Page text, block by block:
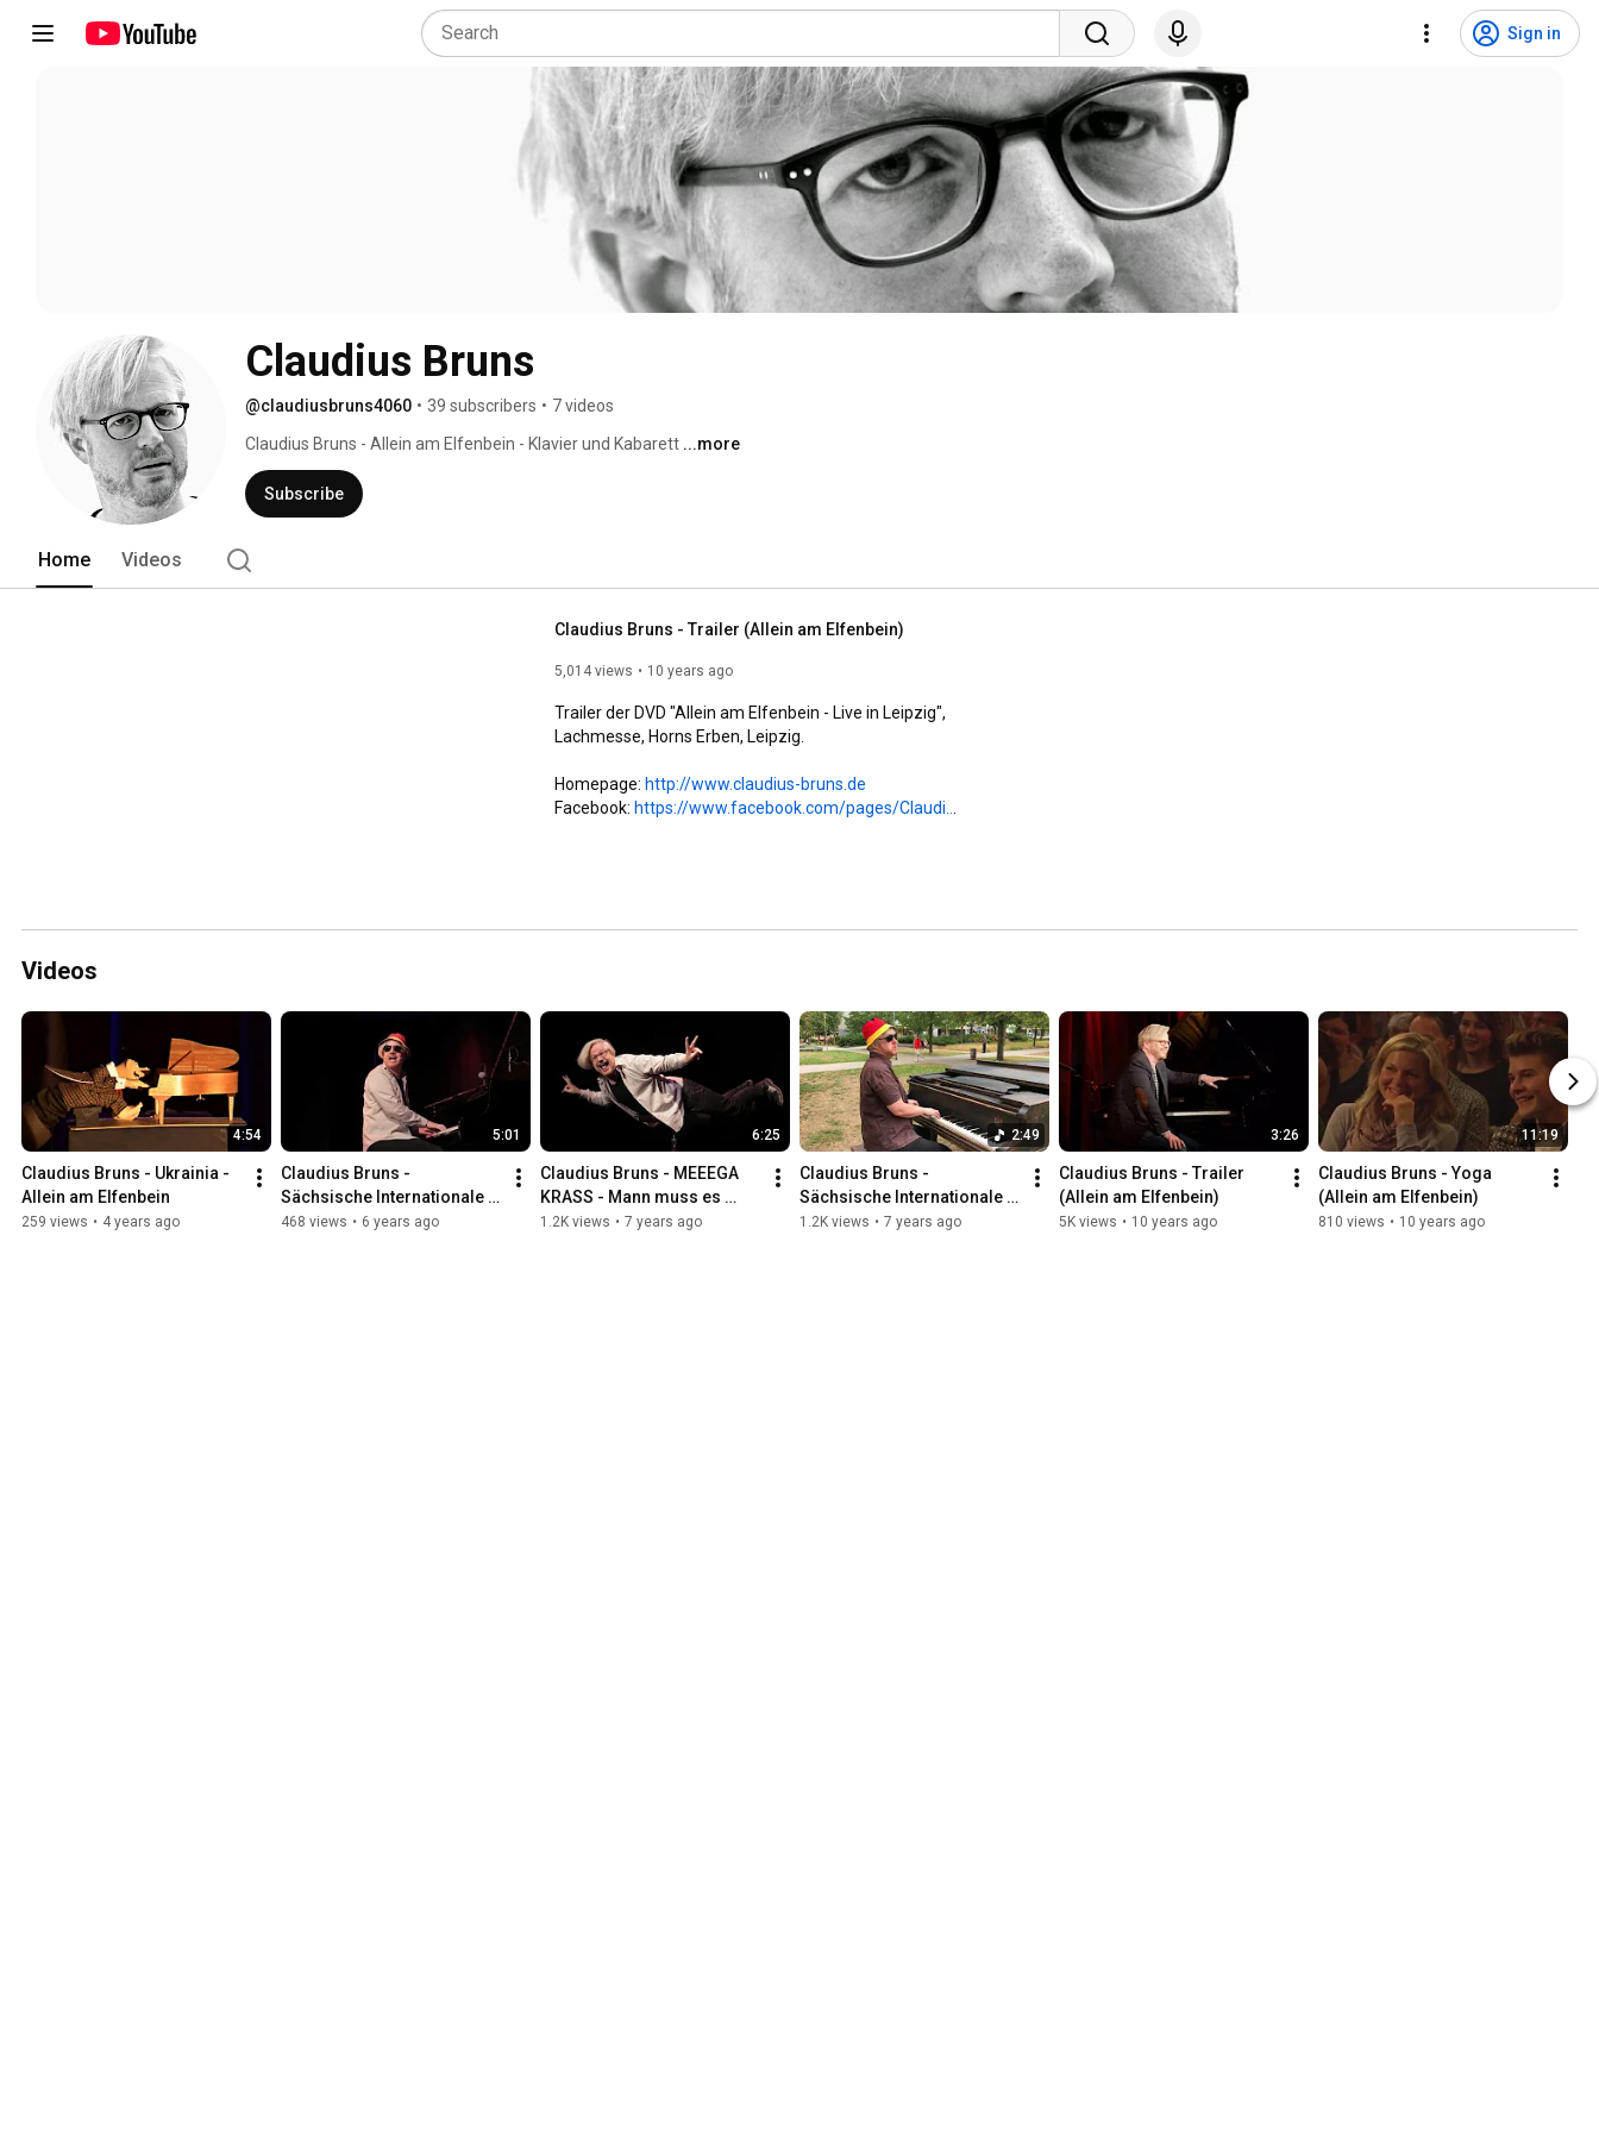
Sign in
Claudius Bruns
@claudiusbruns4060 • 39 subscribers • 7 videos
Claudius Bruns - Allein am Elfenbein - Klavier und Kabarett ...more
Subscribe
Home Videos
Claudius Bruns - Trailer (Allein am Elfenbein)
5,014 views 10 years ago
Trailer der DVD "Allein am Elfenbein - Live in Leipzig",
Lachmesse, Horns Erben, Leipzig.
Homepage: http://www.claudius-bruns.de
https://www.facebook.com/pages/Claudi..
Videos
4:54
Claudius Bruns - Ukrainia -
Allein am Elfenbein
259 views • 4 years ago
5:01
Claudius Bruns -
Sächsische Internationale
Live (Allein am Elfenbein)
468 views • 6 years ago
6:25
Claudius Bruns - MEEEGA
KRASS - Mann muss es
spüren (Allein am Elfenbein)
1.2K views • 7 years ago
2:49
Claudius Bruns -
Sächsische Internationale
(Allein am Elfenbein)
1.2K views • 7 years ago
3:26
Claudius Bruns - Trailer
(Allein am Elfenbein)
5K views • 10 years ago
11:19
Claudius Bruns - Yoga
(Allein am Elfenbein)
810 views • 10 years ago